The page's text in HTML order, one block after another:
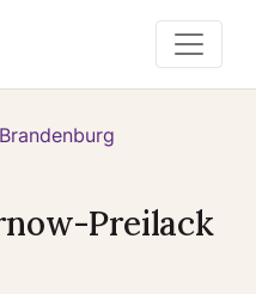
Brandenburg
Preilack